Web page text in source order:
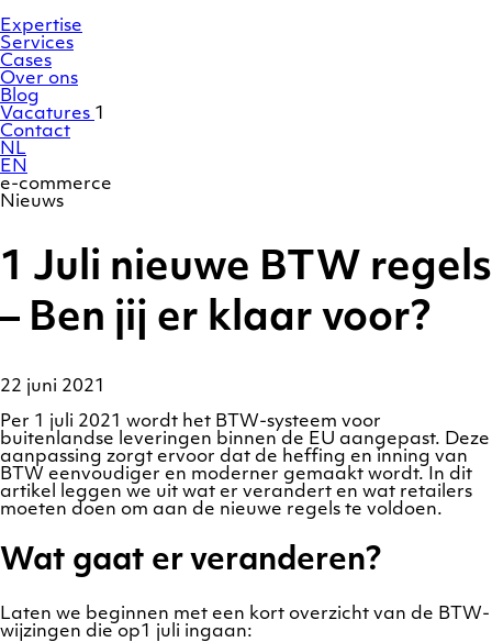
naar
de
inhoud
Expertise
Services
Cases
Over ons
Blog
Vacatures 1
Contact
NL
EN
e-commerce
Nieuws
1 Juli nieuwe BTW regels
– Ben jij er klaar voor?
22 juni 2021
Per 1 juli 2021 wordt het BTW-systeem voor
buitenlandse leveringen binnen de EU aangepast. Deze
aanpassing zorgt ervoor dat de heffing en inning van
BTW eenvoudiger en moderner gemaakt wordt. In dit
artikel leggen we uit wat er verandert en wat retailers
moeten doen om aan de nieuwe regels te voldoen.
Wat gaat er veranderen?
Laten we beginnen met een kort overzicht van de BTW-
wijzingen die op1 juli ingaan: